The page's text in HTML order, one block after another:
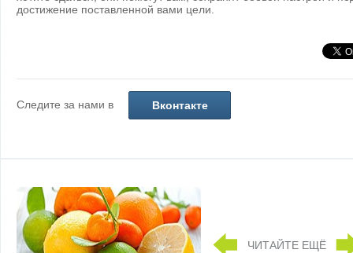
достижение поставленной вами цели.
Следите за нами в Вконтакте
ЧИТАЙТЕ ЕЩЁ